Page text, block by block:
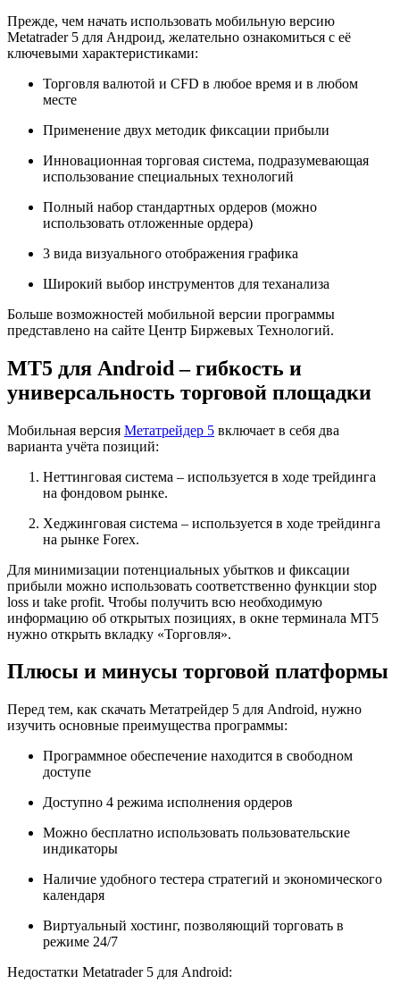
Прежде, чем начать использовать мобильную версию
Metatrader 5 для Андроид, желательно ознакомиться с её
ключевыми характеристиками:
Торговля валютой и CFD в любое время и в любом
месте
Применение двух методик фиксации прибыли
Инновационная торговая система, подразумевающая
использование специальных технологий
Полный набор стандартных ордеров (можно
использовать отложенные ордера)
3 вида визуального отображения графика
Широкий выбор инструментов для теханализа
Больше возможностей мобильной версии программы
представлено на сайте Центр Биржевых Технологий.
МТ5 для Android – гибкость и
универсальность торговой площадки
Мобильная версия Метатрейдер 5 включает в себя два
варианта учёта позиций:
Неттинговая система – используется в ходе трейдинга
на фондовом рынке.
Хеджинговая система – используется в ходе трейдинга
на рынке Forex.
Для минимизации потенциальных убытков и фиксации
прибыли можно использовать соответственно функции stop
loss и take profit. Чтобы получить всю необходимую
информацию об открытых позициях, в окне терминала МТ5
нужно открыть вкладку «Торговля».
Плюсы и минусы торговой платформы
Перед тем, как скачать Метатрейдер 5 для Android, нужно
изучить основные преимущества программы:
Программное обеспечение находится в свободном
доступе
Доступно 4 режима исполнения ордеров
Можно бесплатно использовать пользовательские
индикаторы
Наличие удобного тестера стратегий и экономического
календаря
Виртуальный хостинг, позволяющий торговать в
режиме 24/7
Недостатки Metatrader 5 для Android: